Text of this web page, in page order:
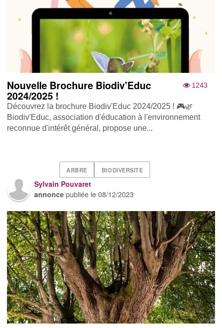
1243
Nouvelle Brochure Biodiv'Educ
2024/2025 !
Découvrez la brochure Biodiv'Educ 2024/2025 ! 🎮🌿
Biodiv'Educ, association d'éducation à l'environnement
reconnue d'intérêt général, propose une...
ARBRE BIODIVERSITE
Sylvain Pouvaret
annonce publiée le08/12/2023